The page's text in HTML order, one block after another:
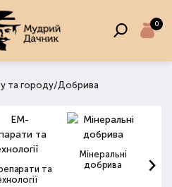
0
та городу/Добрива
та
Мінеральні
добрива